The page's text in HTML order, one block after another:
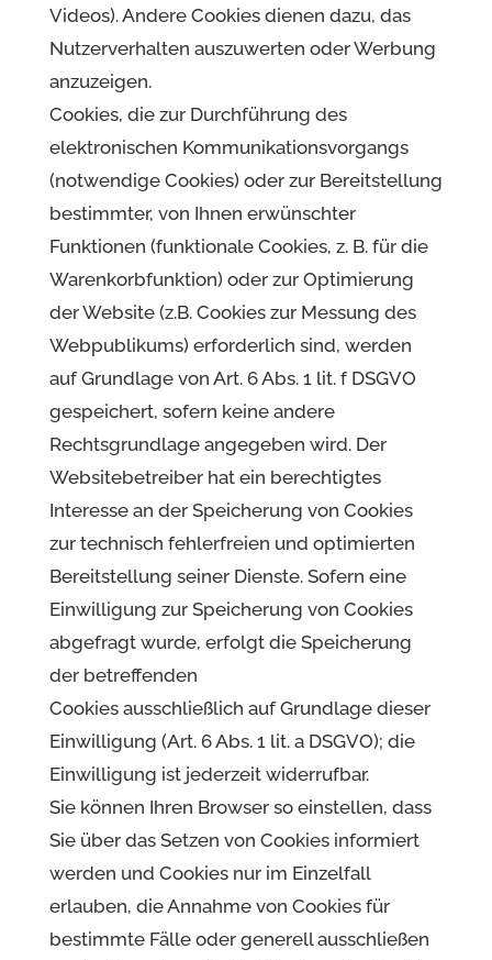
Videos). Andere Cookies dienen dazu, das
Nutzerverhalten auszuwerten oder Werbung
anzuzeigen.
Cookies, die zur Durchführung des
elektronischen Kommunikationsvorgangs
(notwendige Cookies) oder zur Bereitstellung
bestimmter, von Ihnen erwünschter
Funktionen (funktionale Cookies, z. B. für die
Warenkorbfunktion) oder zur Optimierung
der Website (z.B. Cookies zur Messung des
Webpublikums) erforderlich sind, werden
auf Grundlage von Art. 6 Abs. 1 lit. f DSGVO
gespeichert, sofern keine andere
Rechtsgrundlage angegeben wird. Der
Websitebetreiber hat ein berechtigtes
Interesse an der Speicherung von Cookies
zur technisch fehlerfreien und optimierten
Bereitstellung seiner Dienste. Sofern eine
Einwilligung zur Speicherung von Cookies
abgefragt wurde, erfolgt die Speicherung
der betreffenden
Cookies ausschließlich auf Grundlage dieser
Einwilligung (Art. 6 Abs. 1 lit. a DSGVO); die
Einwilligung ist jederzeit widerrufbar.
Sie können Ihren Browser so einstellen, dass
Sie über das Setzen von Cookies informiert
werden und Cookies nur im Einzelfall
erlauben, die Annahme von Cookies für
bestimmte Fälle oder generell ausschließen